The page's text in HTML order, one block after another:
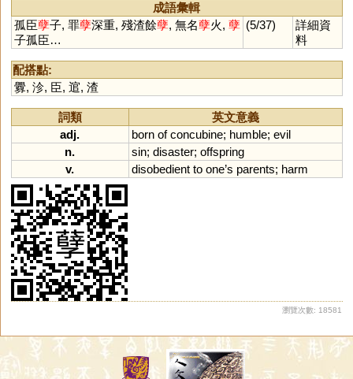
成語彙輯
孤臣孽子, 罪孽深重, 殘渣餘孽, 無名孽火, 孽
子孤臣…
(5/37)
詳細資
料
配搭點:
釁, 沴, 臣, 逭, 渣
詞類
英文意義
adj.
born of concubine; humble; evil
n.
sin; disaster; offspring
v.
disobedient to one’s parents; harm
瀏覽次數: 18581